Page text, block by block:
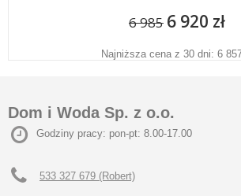
6 985 6 920 zł
Najniższa cena z 30 dni: 6
Dom i Woda Sp. z o.o.
Godziny pracy: pon-pt: 8.00-17.00
533 327 679 (Robert)